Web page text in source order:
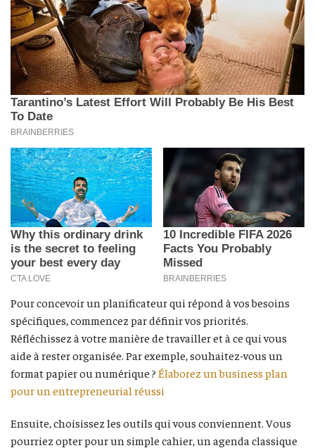
Pour concevoir un planificateur qui répond à vos besoins
spécifiques, commencez par définir vos priorités.
Réfléchissez à votre manière de travailler et à ce qui vous
aide à rester organisée. Par exemple, souhaitez-vous un
format papier ou numérique ? Élaborez un business plan
pour un entrepreneurial réussi
Ensuite, choisissez les outils qui vous conviennent. Vous
pourriez opter pour un simple cahier, un agenda classique